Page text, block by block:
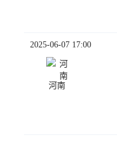
2025-06-07 17:00
河南